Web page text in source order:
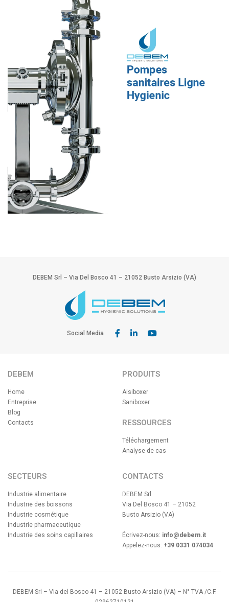
DEBEM Srl – Via Del Bosco 41 – 21052 Busto Arsizio (VA)
Social Media
DEBEM
Home
Entreprise
Blog
Contacts
PRODUITS
Aisiboxer
Saniboxer
RESSOURCES
Téléchargement
Analyse de cas
SECTEURS
Industrie alimentaire
Industrie des boissons
Industrie cosmétique
Industrie pharmaceutique
Industrie des soins capillaires
CONTACTS
DEBEM Srl
Via Del Bosco 41 – 21052
Busto Arsizio (VA)
Écrivez-nous: info@debem.it
Appelez-nous: +39 0331 074034
DEBEM Srl – Via del Bosco 41 – 21052 Busto Arsizio (VA) – N° TVA /C.F.